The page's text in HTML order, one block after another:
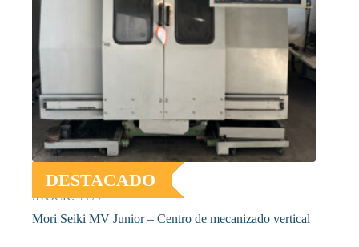
DESTACADO
STOCK: #177
Mori Seiki MV Junior – Centro de mecanizado vertical